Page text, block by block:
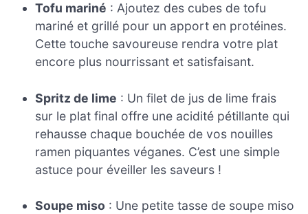
Tofu mariné : Ajoutez des cubes de tofu
mariné et grillé pour un apport en protéines.
Cette touche savoureuse rendra votre plat
encore plus nourrissant et satisfaisant.
Spritz de lime : Un filet de jus de lime frais
sur le plat final offre une acidité pétillante qui
rehausse chaque bouchée de vos nouilles
ramen piquantes véganes. C’est une simple
astuce pour éveiller les saveurs !
Soupe miso : Une petite tasse de soupe miso